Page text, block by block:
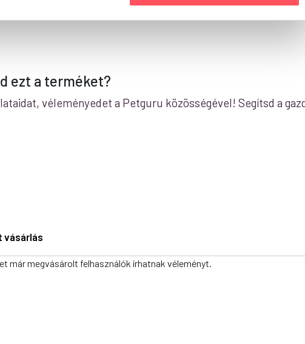
ezt a terméket?
véleményedet a Petguru közösségével! Segítsd a
vásárlás
már megvásárolt felhasználók írhatnak véleményt.